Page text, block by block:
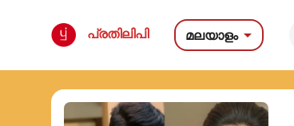
പ്രതിലിപി മലയാളം